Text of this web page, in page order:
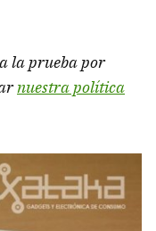
la prueba por
nuestra política